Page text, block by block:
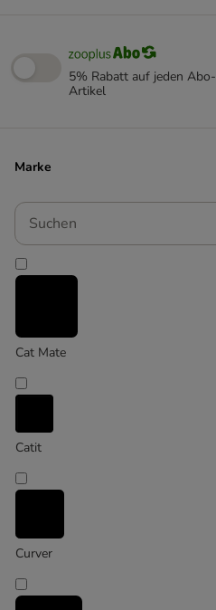
Trinkbrunnen
Futtertonne & Futterbehälter
Designed by Lotte
5% Rabatt auf jeden Abo-
Artikel
Marke
Suchen
Cat Mate
Catit
Curver